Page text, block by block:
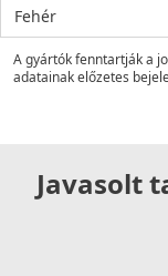
Fehér
A gyártók fenntartják a
adatainak előzetes
Javasolt